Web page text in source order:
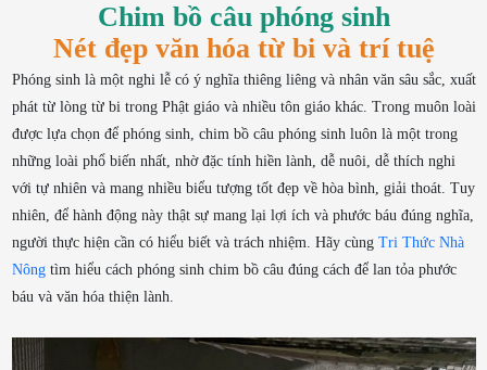
Chim bồ câu phóng sinh
Nét đẹp văn hóa từ bi và trí tuệ
Phóng sinh là một nghi lễ có ý nghĩa thiêng liêng và nhân văn sâu sắc, xuất
phát từ lòng từ bi trong Phật giáo và nhiều tôn giáo khác. Trong muôn loài
được lựa chọn để phóng sinh, chim bồ câu phóng sinh luôn là một trong
những loài phổ biến nhất, nhờ đặc tính hiền lành, dễ nuôi, dễ thích nghi
với tự nhiên và mang nhiều biểu tượng tốt đẹp về hòa bình, giải thoát. Tuy
nhiên, để hành động này thật sự mang lại lợi ích và phước báu đúng nghĩa,
người thực hiện cần có hiểu biết và trách nhiệm. Hãy cùng Tri Thức Nhà
Nôngtìm hiểu cách phóng sinh chim bồ câu đúng cách để lan tỏa phước
báu và văn hóa thiện lành.